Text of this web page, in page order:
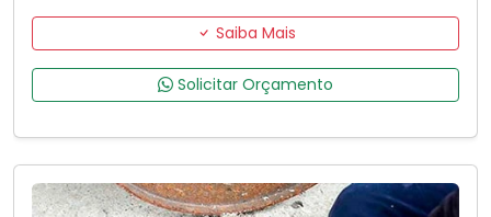
Saiba Mais
Solicitar Orçamento